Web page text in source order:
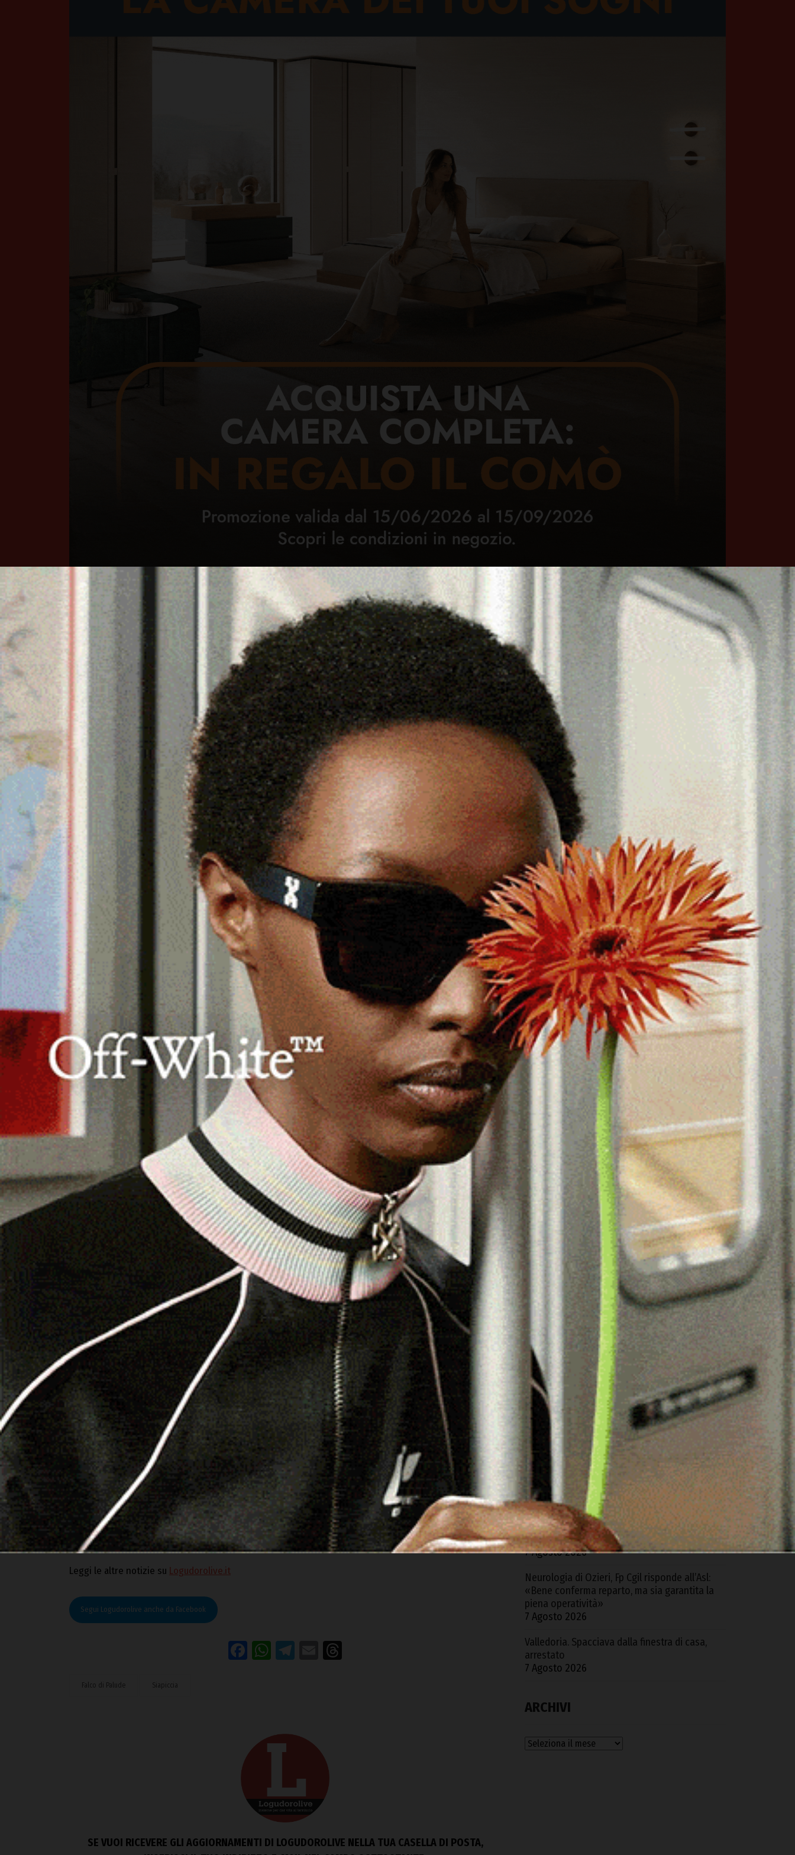
Home Ozieri Territorio Sardegna Cronaca Attualità Sport Cultura Rubriche Necrologie
Numeri
utili
Contatti
SIAPICCIA, FALCO DI PALUDE SOCCORSO NEL CENTRO
ABITATO
17 Settembre 2025, 19:04
L’esemplare, in evidente difficoltà, è stato affidato ai veterinari della clinica
“Duemari” di Oristano.
SIAPICCIA | 17 settembre 2025.Un esemplare di Falco di Palude(Circus aeruginosus) è stato soccorso
nei giorni scorsi a
Siapiccia , in provincia di Oristano. L’uccello, in evidente difficoltà e non in grado di
spiccare il volo, è stato notato da alcuni cittadini nella piazza principale del paese.
Il rapace, seppur vigile, è stato recuperato con facilità dagli operai comunali e messo
momentaneamente al sicuro in un’abitazione privata. Subito dopo, gli Agenti dellaStazione Forestale
di Villaurbana
, nel frattempo attivati dalla Sala operativa territoriale, hanno preso in carico il falco e lo
hanno trasferito alla clinica veterinaria “Duemari” di Oristano, centro specializzato nella cura della fauna
selvatica.
I veterinari non hanno riscontrato traumi evidenti, ma hanno rilevato unostato di malessere generale
dovuto ad affaticamento, ridotta reattività e carenza di energia. Condizioni che, spiegano,
potrebbero essere collegate allo stress della migrazione o ad altri fattori ambientali sfavorevoli. Il falco
resterà in osservazione fino al recupero completo e verrà poi liberato in natura.
Il Falco di Palude è una specie protetta e non cacciabile. Vive negli ambienti umidi e i paesaggi rurali
ricchi di vegetazione riparia. In Italia è presente come specie migratrice, sedentaria, nidificante e
svernante, con popolazioni stabili anche in Sardegna. Predilige i canneti per la nidificazione, ma riesce
ad adattarsi anche a risaie, cave allagate, vasche di fitodepurazione e corsi d’acqua lenti. La sua dieta
comprende piccoli mammiferi, uova e nidiacei di uccelli acquatici, rettili e anfibi. Questo lo rende un
predatore apicale degli ecosistemi umidi. Il suo ruolo è cruciale nella regolazione naturale delle
popolazioni-prede e nel mantenimento dell’equilibrio biologico di ambienti spesso fragili e sottoposti a
forte pressione antropica. La presenza stabile del Falco di Palude è inoltre considerata un indicatore di
buona qualità ambientale.
La specie è molto sensibile alla presenza umana e all’uso intensivo di fitofarmaci, che alterano la catena
trofica e riducono la disponibilità di cibo nei territori agricoli circostanti. La sua tutela richiede politiche
di gestione sostenibile del territorio, una diminuzione dell’impatto chimico-agricolo e la salvaguardia
degli ambienti umidi, anche all’interno dei cosiddetti agro-ecosistemi.
Leggi le altre notizie su Logudorolive.it
Segui Logudorolive anche da Facebook
Facebook
WhatsApp
Telegram
Email
Falco di Palude Siapiccia
SE VUOI RICEVERE GLI AGGIORNAMENTI DI LOGUDOROLIVE NELLA TUA CASELLA DI POSTA,
Cerca
Cerca
Facebook
ThreadsInstagram
X YouTube
ARTICOLI RECENTI
Ad Alà dei Sardi la XXIII Rassegna
Internazionale del Folklore
7 Agosto 2026
Sequestrati oltre 6 kg di cocaina e hashish
provenienti dalla Spagna, 4 arresti tra Cagliari
7 Agosto 2026
Strada Monte Pino, Piu: «In due anni abbiamo
sbloccato e consegnato un’opera
fondamentale»
7 Agosto 2026
Neurologia di Ozieri, Fp Cgil risponde all’Asl:
«Bene conferma reparto, ma sia garantita la
piena operatività»
7 Agosto 2026
Valledoria. Spacciava dalla finestra di casa,
arrestato
7 Agosto 2026
ARCHIVI
Archivi